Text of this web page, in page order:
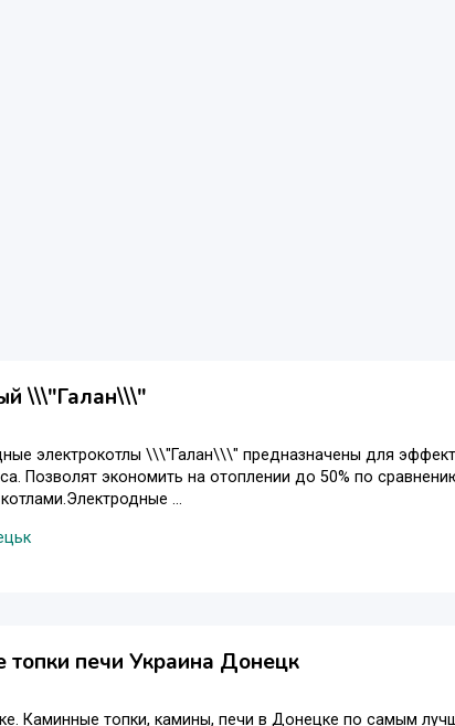
\\\"Галан\\\"
электрокотлы \\\"Галан\\\" предназначены для
Позволят экономить на отоплении до 50% по
...
печи Украина Донецк
Каминные топки, камины, печи в Донецке по самым